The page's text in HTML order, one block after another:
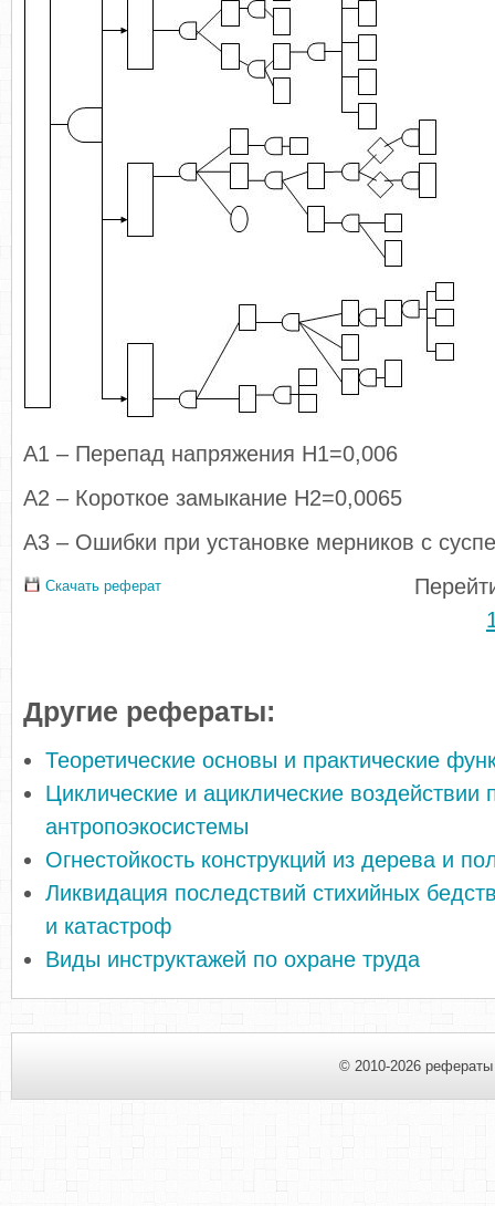
А1 – Перепад напряжения Н1=0,006
А2 – Короткое замыкание Н2=0,0065
А3 – Ошибки при установке мерников с
Скачать реферат
Другие рефераты:
Теоретические основы и практические
Циклические и ациклические
антропоэкосистемы
Огнестойкость конструкций из дерева и
Ликвидация последствий стихийных
и катастроф
Виды инструктажей по охране труда
© 2010-2026 рефераты